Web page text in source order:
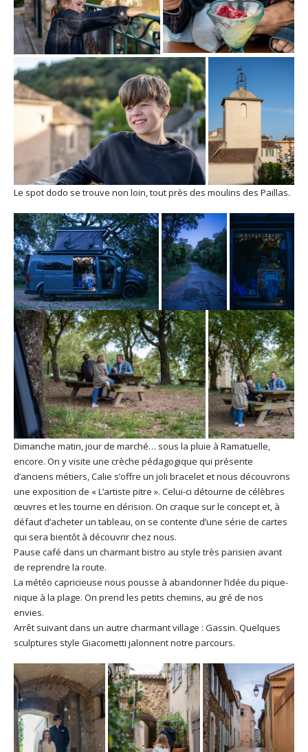
Le spot dodo se trouve non loin, tout près des moulins des Paillas.
Dimanche matin, jour de marché… sous la pluie à Ramatuelle,
encore. On y visite une crèche pédagogique qui présente
d’anciens métiers, Calie s’offre un joli bracelet et nous découvrons
une exposition de « L’artiste pitre ». Celui-ci détourne de célèbres
œuvres et les tourne en dérision. On craque sur le concept et, à
défaut d’acheter un tableau, on se contente d’une série de cartes
qui sera bientôt à découvrir chez nous.
Pause café dans un charmant bistro au style très parisien avant
de reprendre la route.
La météo capricieuse nous pousse à abandonner l’idée du pique-
nique à la plage. On prend les petits chemins, au gré de nos
envies.
Arrêt suivant dans un autre charmant village : Gassin. Quelques
sculptures style Giacometti jalonnent notre parcours.